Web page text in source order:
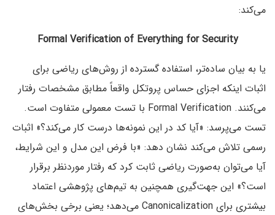
می‌کند:
Formal Verification of Everything for Security
یا به بیان ساده‌تر، استفاده گسترده از روش‌های ریاضی برای
اثبات اینکه اجزای حساس پروتکل واقعاً مطابق مشخصات رفتار
می‌کنند. Formal Verification با تست معمولی متفاوت است.
تست می‌پرسد: «آیا کد در این نمونه‌ها درست کار می‌کند؟» اثبات
رسمی تلاش می‌کند نشان دهد: «با فرض این مدل و این شرایط،
آیا می‌توان به‌صورت ریاضی ثابت کرد که رفتار موردنظر برقرار
است؟» این جهت‌گیری همچنین به تیم‌های پژوهشی اعتماد
بیشتری برای Canonicalization می‌دهد؛ یعنی برخی بخش‌های